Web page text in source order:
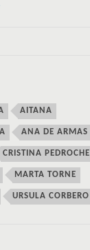
AITANA
ANA DE ARMAS
CRISTINA PEDROCHE
MARTA TORNE
URSULA CORBERO